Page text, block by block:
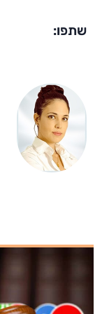
שתפו: